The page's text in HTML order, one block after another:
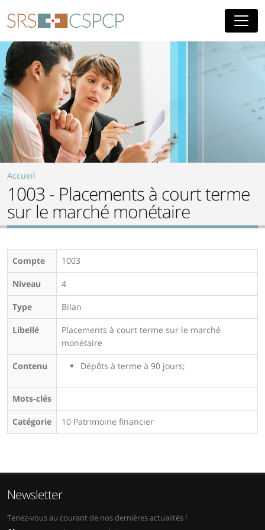
Accueil
1003 - Placements à court terme
sur le marché monétaire
Compte 1003
Niveau 4
Type Bilan
Libellé
Placements à court terme sur le marché
monétaire
Contenu Dépôts à terme à 90 jours;
Mots-clés
Catégorie 10 Patrimoine financier
Newsletter
Tenez-vous au courant de nos dernières actualités !